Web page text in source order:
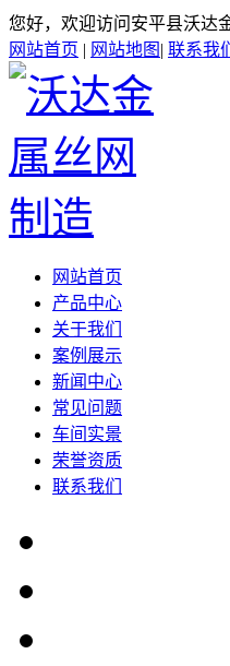
您好，欢迎访问安平县沃达
网站首页 | 网站地图 | 联系我们
网站首页
产品中心
关于我们
案例展示
新闻中心
常见问题
车间实景
荣誉资质
联系我们